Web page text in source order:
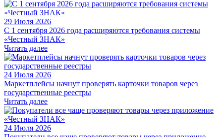
29 Июля 2026
С 1 сентября 2026 года расширяются требования системы
«Честный ЗНАК»
Читать далее
24 Июля 2026
Маркетплейсы начнут проверять карточки товаров через
государственные реестры
Читать далее
24 Июля 2026